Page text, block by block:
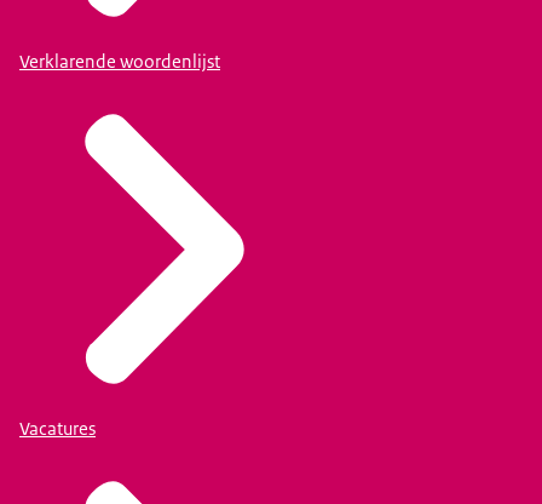
Verklarende woordenlijst
Vacatures